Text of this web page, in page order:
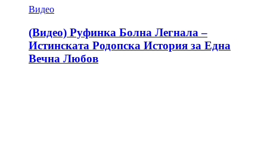
Видео
(Видео) Руфинка Болна Легнала –
Истинската Родопска История за Една
Вечна Любов